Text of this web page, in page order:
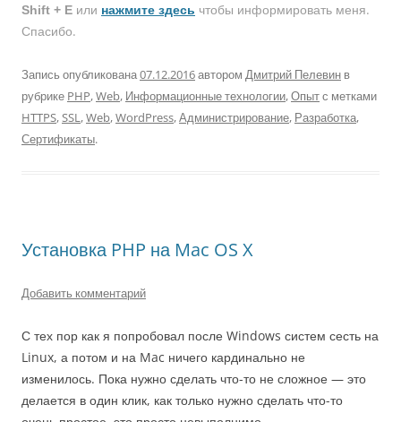
Shift + E или нажмите здесь чтобы информировать меня.
Спасибо.
Запись опубликована07.12.2016автором Дмитрий Пелевин в
рубрике PHP,Web, Информационные технологии,Опытс метками
HTTPS,SSL,Web,WordPress,Администрирование, Разработка,
Сертификаты.
Установка PHP на Mac OS X
Добавить комментарий
С тех пор как я попробовал после Windows систем сесть на
Linux, а потом и на Mac ничего кардинально не
изменилось. Пока нужно сделать что-то не сложное — это
делается в один клик, как только нужно сделать что-то